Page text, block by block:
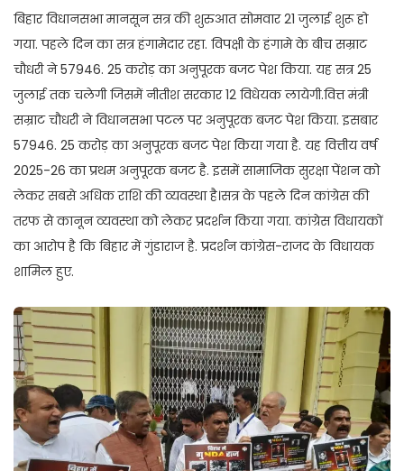
बिहार विधानसभा मानसून सत्र की शुरुआत सोमवार 21 जुलाई शुरू हो
गया. पहले दिन का सत्र हंगामेदार रहा. विपक्षी के हंगामे के बीच सम्राट
चौधरी ने 57946. 25 करोड़ का अनुपूरक बजट पेश किया. यह सत्र 25
जुलाई तक चलेगी जिसमें नीतीश सरकार 12 विधेयक लायेगी.वित्त मंत्री
सम्राट चौधरी ने विधानसभा पटल पर अनुपूरक बजट पेश किया. इसबार
57946. 25 करोड़ का अनुपूरक बजट पेश किया गया है. यह वित्तीय वर्ष
2025-26 का प्रथम अनुपूरक बजट है. इसमें सामाजिक सुरक्षा पेंशन को
लेकर सबसे अधिक राशि की व्यवस्था है।सत्र के पहले दिन कांग्रेस की
तरफ से कानून व्यवस्था को लेकर प्रदर्शन किया गया. कांग्रेस विधायकों
का आरोप है कि बिहार में गुंडाराज है. प्रदर्शन कांग्रेस-राजद के विधायक
शामिल हुए.